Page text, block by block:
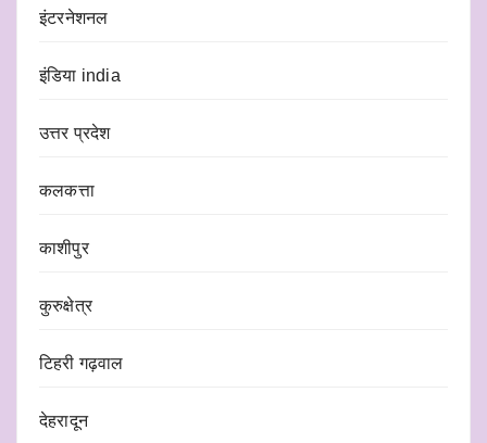
इंटरनेशनल
इंडिया india
उत्तर प्रदेश
कलकत्ता
काशीपुर
कुरुक्षेत्र
टिहरी गढ़वाल
देहरादून